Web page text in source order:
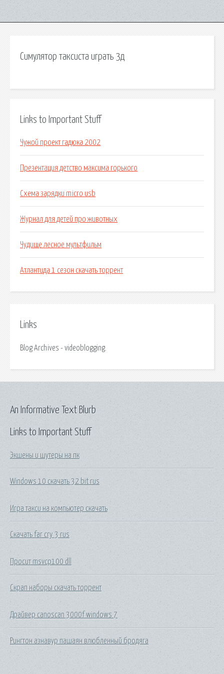
Симулятор таксиста играть 3д
Links to Important Stuff
Чужой проект гадюка 2002
Презентация детство максима горького
Схема зарядки micro usb
Журнал для детей про животных
Чудище лесное мультфильм
Атлантида 1 сезон скачать торрент
Links
Blog Archives - videoblogging.
Links to Important Stuff
Экшены и шутеры на пк
Windows 10 скачать 32 bit rus
Игра такси на компьютер скачать
Скачать far cry 3 rus
Просит msvcp100 dll
Скрап наборы скачать торрент
Драйвер canoscan 3000f windows 7
Рингтон азнавур пашаян влюбленный бродяга
An Informative Text Blurb